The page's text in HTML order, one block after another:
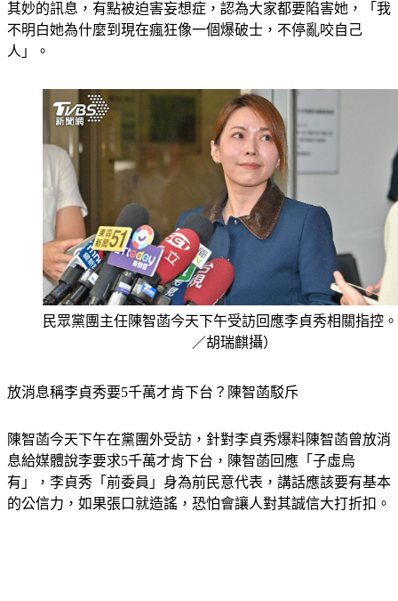
不明白她為什麼到現在瘋狂像一個爆破士，不停亂咬自己
人」。
民眾黨團主任陳智菡今天下午受訪回應李貞秀相關指控
／胡瑞麒攝）
息給媒體說李要求5千萬才肯下台，陳智菡回應「子虛烏
有」，李貞秀「前委員」身為前民意代表，講話應該要有基本
的公信力，如果張口就造謠，恐怕會讓人對其誠信大打折扣。